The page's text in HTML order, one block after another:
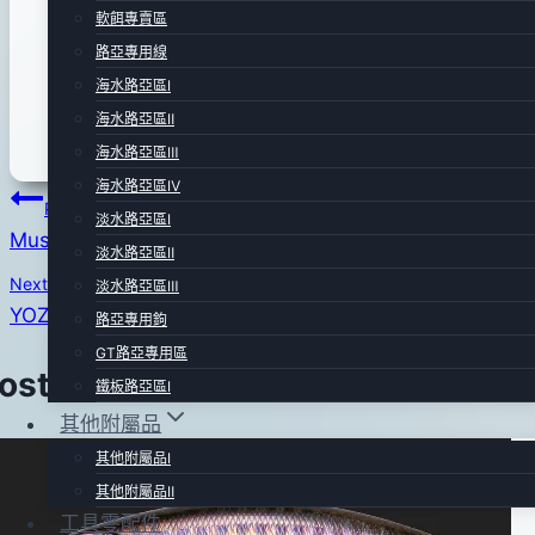
軟餌專賣區
路亞專用線
海水路亞區Ⅰ
海水路亞區Ⅱ
海水路亞區Ⅲ
海水路亞區Ⅳ
淡水路亞區Ⅰ
淡水路亞區Ⅱ
淡水路亞區Ⅲ
路亞專用鉤
GT路亞專用區
鐵板路亞區Ⅰ
其他附屬品
其他附屬品Ⅰ
其他附屬品Ⅱ
工具零配件
Mustad 根強 微物汲鉤頭，引進以來一直深受釣友支
製出纖細的鉤身與瞬間貫穿力，雙背倒刺穩固小型軟
角，適用於海水根魚及黑鯛釣法使用。
商品規格:重量1.5g-# 4鉤身、2.5g # 2鉤身+2018年
文
章
導
Previous
Mustad Slow jigging 慢速鐵板鉤
Next
YOZURI F953 魚型路亞